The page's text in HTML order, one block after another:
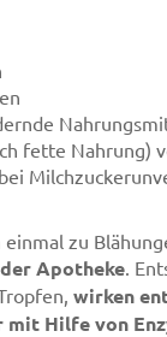
fette Nahrung)
zu
Apotheke.
wirken
mit Hilfe von